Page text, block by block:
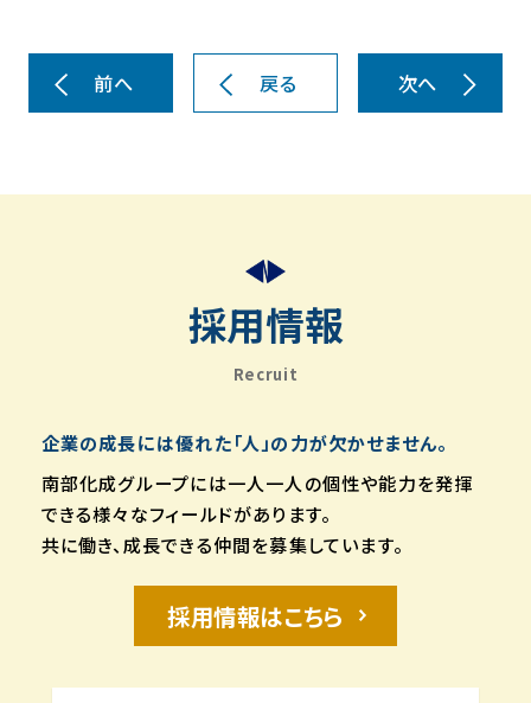
前へ 戻る 次へ
採用情報
Recruit
企業の成長には優れた「人」の力が欠かせません。
南部化成グループには一人一人の個性や能力を発揮
できる様々なフィールドがあります。
共に働き、成長できる仲間を募集しています。
採用情報はこちら